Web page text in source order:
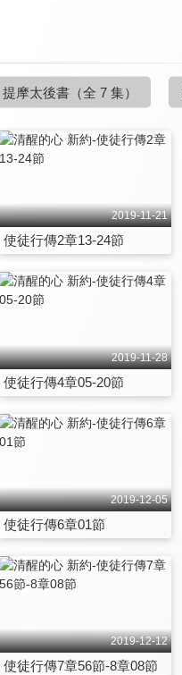
9.7
清醒的心 新約
更新至第 4 集
清
更新至第
提摩太後書 （全 7 集）
2019-11-21
使徒行傳2章13-24節
2019-11-28
使徒行傳4章05-20節
2019-12-05
使徒行傳6章01節
2019-12-12
使徒行傳7章56節-8章08節